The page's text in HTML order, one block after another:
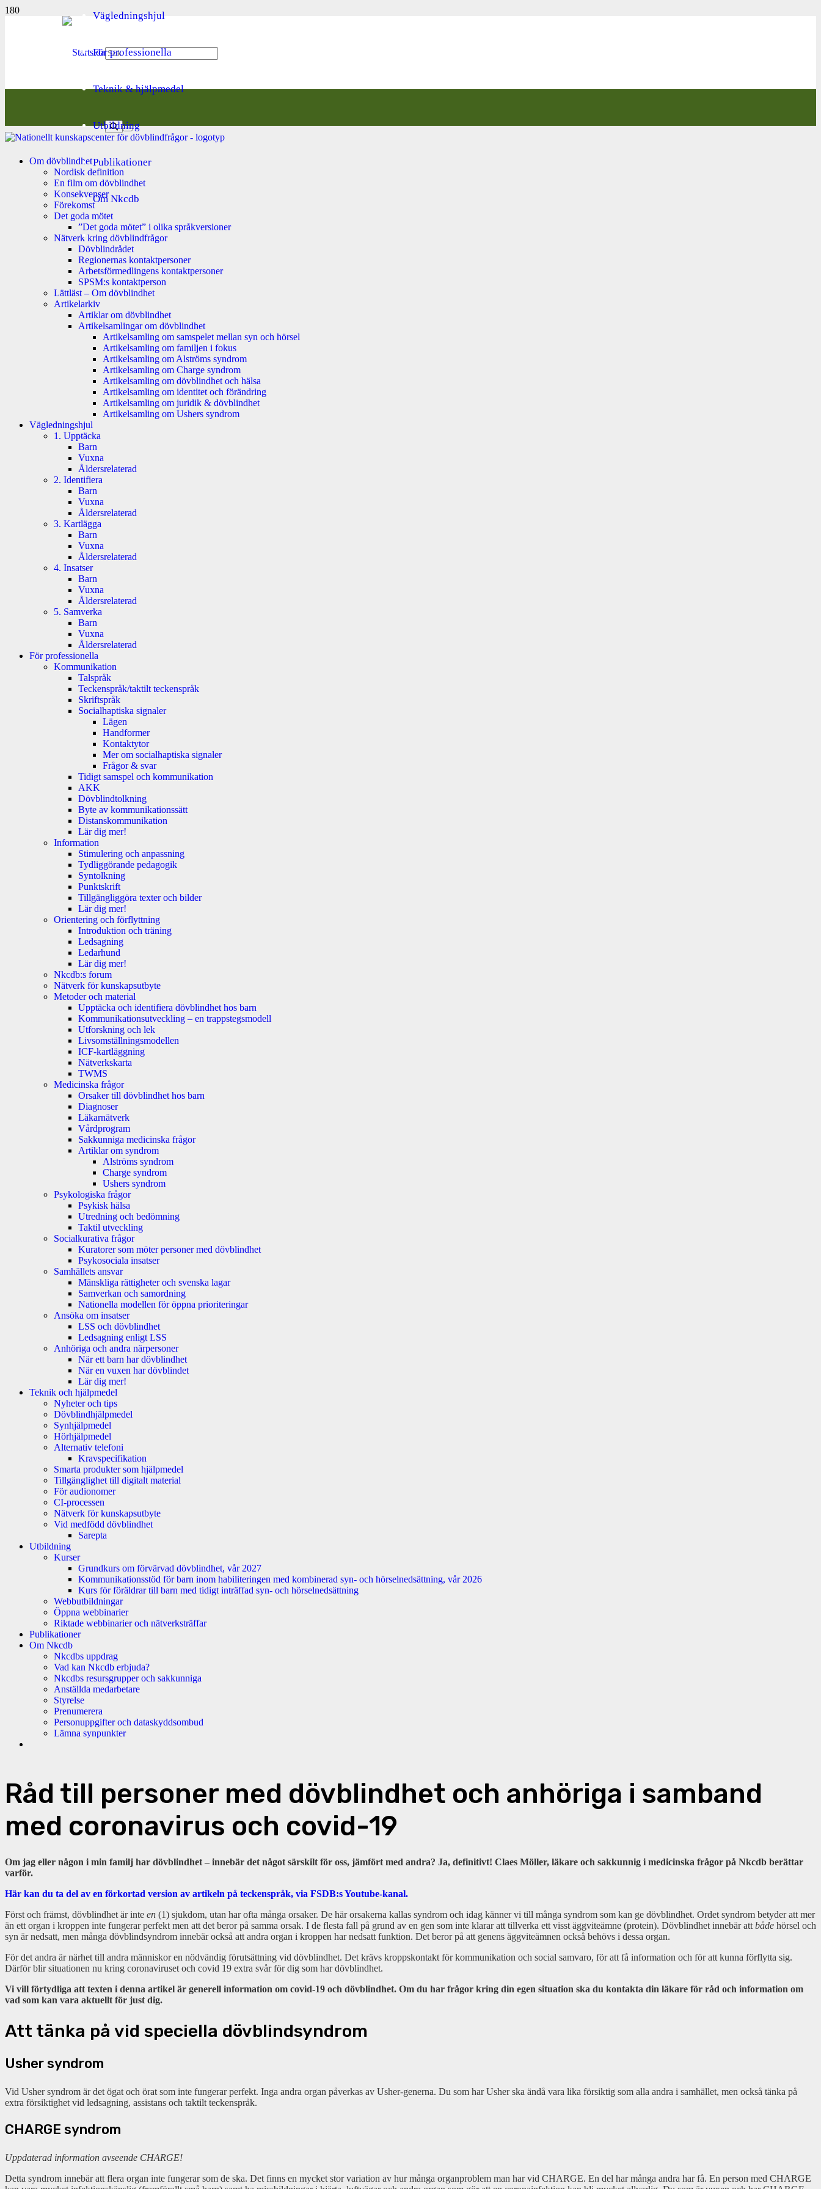
Vägledningshjul
För professionella
Teknik & hjälpmedel
Utbildning
Publikationer
Om Nkcdb
Om dövblindhet
Nordisk definition
En film om dövblindhet
Konsekvenser
Förekomst
Det goda mötet
”Det goda mötet” i olika språkversioner
Nätverk kring dövblindfrågor
Dövblindrådet
Regionernas kontaktpersoner
Arbetsförmedlingens kontaktpersoner
SPSM:s kontaktperson
Lättläst – Om dövblindhet
Artikelarkiv
Artiklar om dövblindhet
Artikelsamlingar om dövblindhet
Artikelsamling om samspelet mellan syn och hörsel
Artikelsamling om familjen i fokus
Artikelsamling om Alströms syndrom
Artikelsamling om Charge syndrom
Artikelsamling om dövblindhet och hälsa
Artikelsamling om identitet och förändring
Artikelsamling om juridik & dövblindhet
Artikelsamling om Ushers syndrom
Vägledningshjul
1. Upptäcka
Barn
Vuxna
Åldersrelaterad
2. Identifiera
Barn
Vuxna
Åldersrelaterad
3. Kartlägga
Barn
Vuxna
Åldersrelaterad
4. Insatser
Barn
Vuxna
Åldersrelaterad
5. Samverka
Barn
Vuxna
Åldersrelaterad
För professionella
Kommunikation
Talspråk
Teckenspråk/taktilt teckenspråk
Skriftspråk
Socialhaptiska signaler
Lägen
Handformer
Kontaktytor
Mer om socialhaptiska signaler
Frågor & svar
Tidigt samspel och kommunikation
AKK
Dövblindtolkning
Byte av kommunikationssätt
Distanskommunikation
Lär dig mer!
Information
Stimulering och anpassning
Tydliggörande pedagogik
Syntolkning
Punktskrift
Tillgängliggöra texter och bilder
Lär dig mer!
Orientering och förflyttning
Introduktion och träning
Ledsagning
Ledarhund
Lär dig mer!
Nkcdb:s forum
Nätverk för kunskapsutbyte
Metoder och material
Upptäcka och identifiera dövblindhet hos barn
Kommunikationsutveckling – en trappstegsmodell
Utforskning och lek
Livsomställningsmodellen
ICF-kartläggning
Nätverkskarta
TWMS
Medicinska frågor
Orsaker till dövblindhet hos barn
Diagnoser
Läkarnätverk
Vårdprogram
Sakkunniga medicinska frågor
Artiklar om syndrom
Alströms syndrom
Charge syndrom
Ushers syndrom
Psykologiska frågor
Psykisk hälsa
Utredning och bedömning
Taktil utveckling
Socialkurativa frågor
Kuratorer som möter personer med dövblindhet
Psykosociala insatser
Samhällets ansvar
Mänskliga rättigheter och svenska lagar
Samverkan och samordning
Nationella modellen för öppna prioriteringar
Ansöka om insatser
LSS och dövblindhet
Ledsagning enligt LSS
Anhöriga och andra närpersoner
När ett barn har dövblindhet
När en vuxen har dövblindet
Lär dig mer!
Teknik och hjälpmedel
Nyheter och tips
Dövblindhjälpmedel
Synhjälpmedel
Hörhjälpmedel
Alternativ telefoni
Kravspecifikation
Smarta produkter som hjälpmedel
Tillgänglighet till digitalt material
För audionomer
CI-processen
Nätverk för kunskapsutbyte
Vid medfödd dövblindhet
Sarepta
Utbildning
Kurser
Grundkurs om förvärvad dövblindhet, vår 2027
Kommunikationsstöd för barn inom habiliteringen med kombinerad syn- och hörselnedsättning, vår 2026
Kurs för föräldrar till barn med tidigt inträffad syn- och hörselnedsättning
Webbutbildningar
Öppna webbinarier
Riktade webbinarier och nätverksträffar
Publikationer
Om Nkcdb
Nkcdbs uppdrag
Vad kan Nkcdb erbjuda?
Nkcdbs resursgrupper och sakkunniga
Anställda medarbetare
Styrelse
Prenumerera
Personuppgifter och dataskyddsombud
Lämna synpunkter
Råd till personer med dövblindhet och anhöriga i samband
med coronavirus och covid-19
Om jag eller någon i min familj har dövblindhet – innebär det något särskilt för oss, jämfört med andra? Ja, definitivt! Claes Möller, läkare och sakkunnig i medicinska frågor på Nkcdb berättar
varför.
Här kan du ta del av en förkortad version av artikeln på teckenspråk, via FSDB:s Youtube-kanal.
Först och främst, dövblindhet är inte en (1) sjukdom, utan har ofta många orsaker. De här orsakerna kallas syndrom och idag känner vi till många syndrom som kan ge dövblindhet. Ordet syndrom betyder att mer
än ett organ i kroppen inte fungerar perfekt men att det beror på samma orsak. I de flesta fall på grund av en gen som inte klarar att tillverka ett visst äggviteämne (protein). Dövblindhet innebär att både hörsel och
syn är nedsatt, men många dövblindsyndrom innebär också att andra organ i kroppen har nedsatt funktion. Det beror på att genens äggviteämnen också behövs i dessa organ.
För det andra är närhet till andra människor en nödvändig förutsättning vid dövblindhet. Det krävs kroppskontakt för kommunikation och social samvaro, för att få information och för att kunna förflytta sig.
Därför blir situationen nu kring coronaviruset och covid 19 extra svår för dig som har dövblindhet.
Vi vill förtydliga att texten i denna artikel är generell information om covid-19 och dövblindhet. Om du har frågor kring din egen situation ska du kontakta din läkare för råd och information om
vad som kan vara aktuellt för just dig.
Att tänka på vid speciella dövblindsyndrom
Usher syndrom
Vid Usher syndrom är det ögat och örat som inte fungerar perfekt. Inga andra organ påverkas av Usher-generna. Du som har Usher ska ändå vara lika försiktig som alla andra i samhället, men också tänka på
extra försiktighet vid ledsagning, assistans och taktilt teckenspråk.
CHARGE syndrom
Uppdaterad information avseende CHARGE!
Detta syndrom innebär att flera organ inte fungerar som de ska. Det finns en mycket stor variation av hur många organproblem man har vid CHARGE. En del har många andra har få. En person med CHARGE